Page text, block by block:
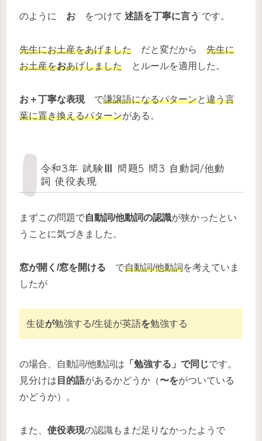
のように お をつけて 述語を丁寧に言う です。
先生にお土産をあげました だと変だから 先生に
お土産をおあげしました とルールを適用した。
お＋丁寧な表現で謙譲語になるパターンと違う言
葉に置き換えるパターンがある。
令和3年 試験Ⅲ 問題5 問3 自動詞/他動
詞 使役表現
まずこの問題で自動詞/他動詞の認識が狭かったとい
うことに気づきました。
窓が開く/窓を開ける で自動詞/他動詞を考えていま
したが
生徒が勉強する/生徒が英語を勉強する
の場合、自動詞/他動詞は 「勉強する」で同じです。
見分けは 目的語があるかどうか（〜をがついている
かどうか）。
また、 使役表現の認識もまだ足りなかったようで